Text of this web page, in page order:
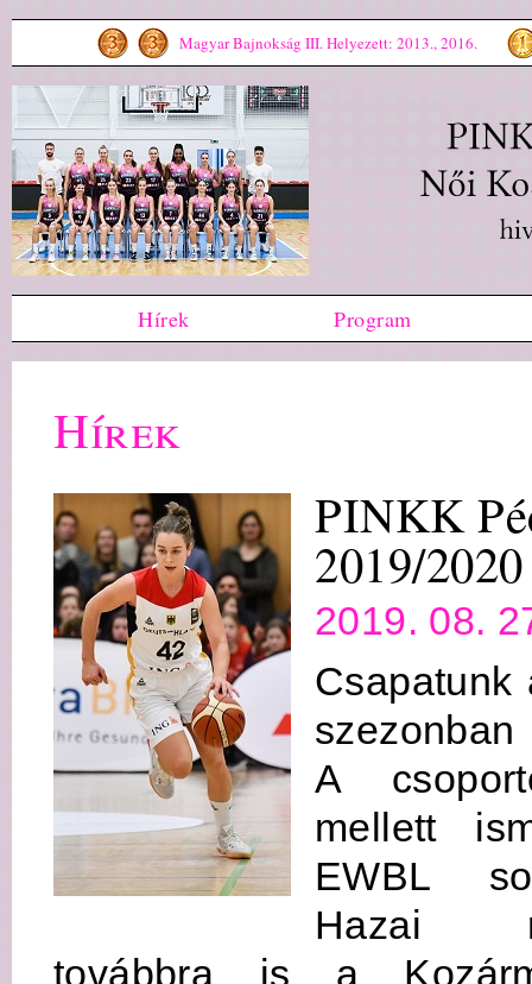
Magyar Bajnokság III. Helyezett: 2013., 2016.
Hírek Program
Hírek
PINKK
2019/
2019. 08.
Csapatunk
A
mellett
EWBL
Hazai
továbbra is a